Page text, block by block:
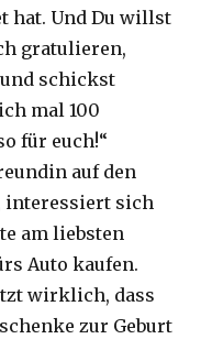
hat. Und Du willst
gratulieren,
schickst
mal 100
für euch!“
auf den
interessiert sich
am liebsten
Auto kaufen.
wirklich, dass
zur Geburt